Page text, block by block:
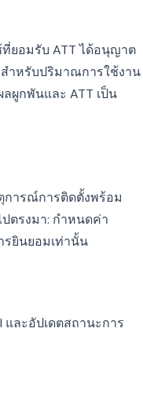
ยอมรับ ATT ได้อนุญาต
สำหรับปริมาณการใช้งาน
ผูกพันและ ATT เป็น
การณ์การติดตั้งพร้อม
ตรงมา: กำหนดค่า
รยินยอมเท่านั้น
และอัปเดตสถานะการ